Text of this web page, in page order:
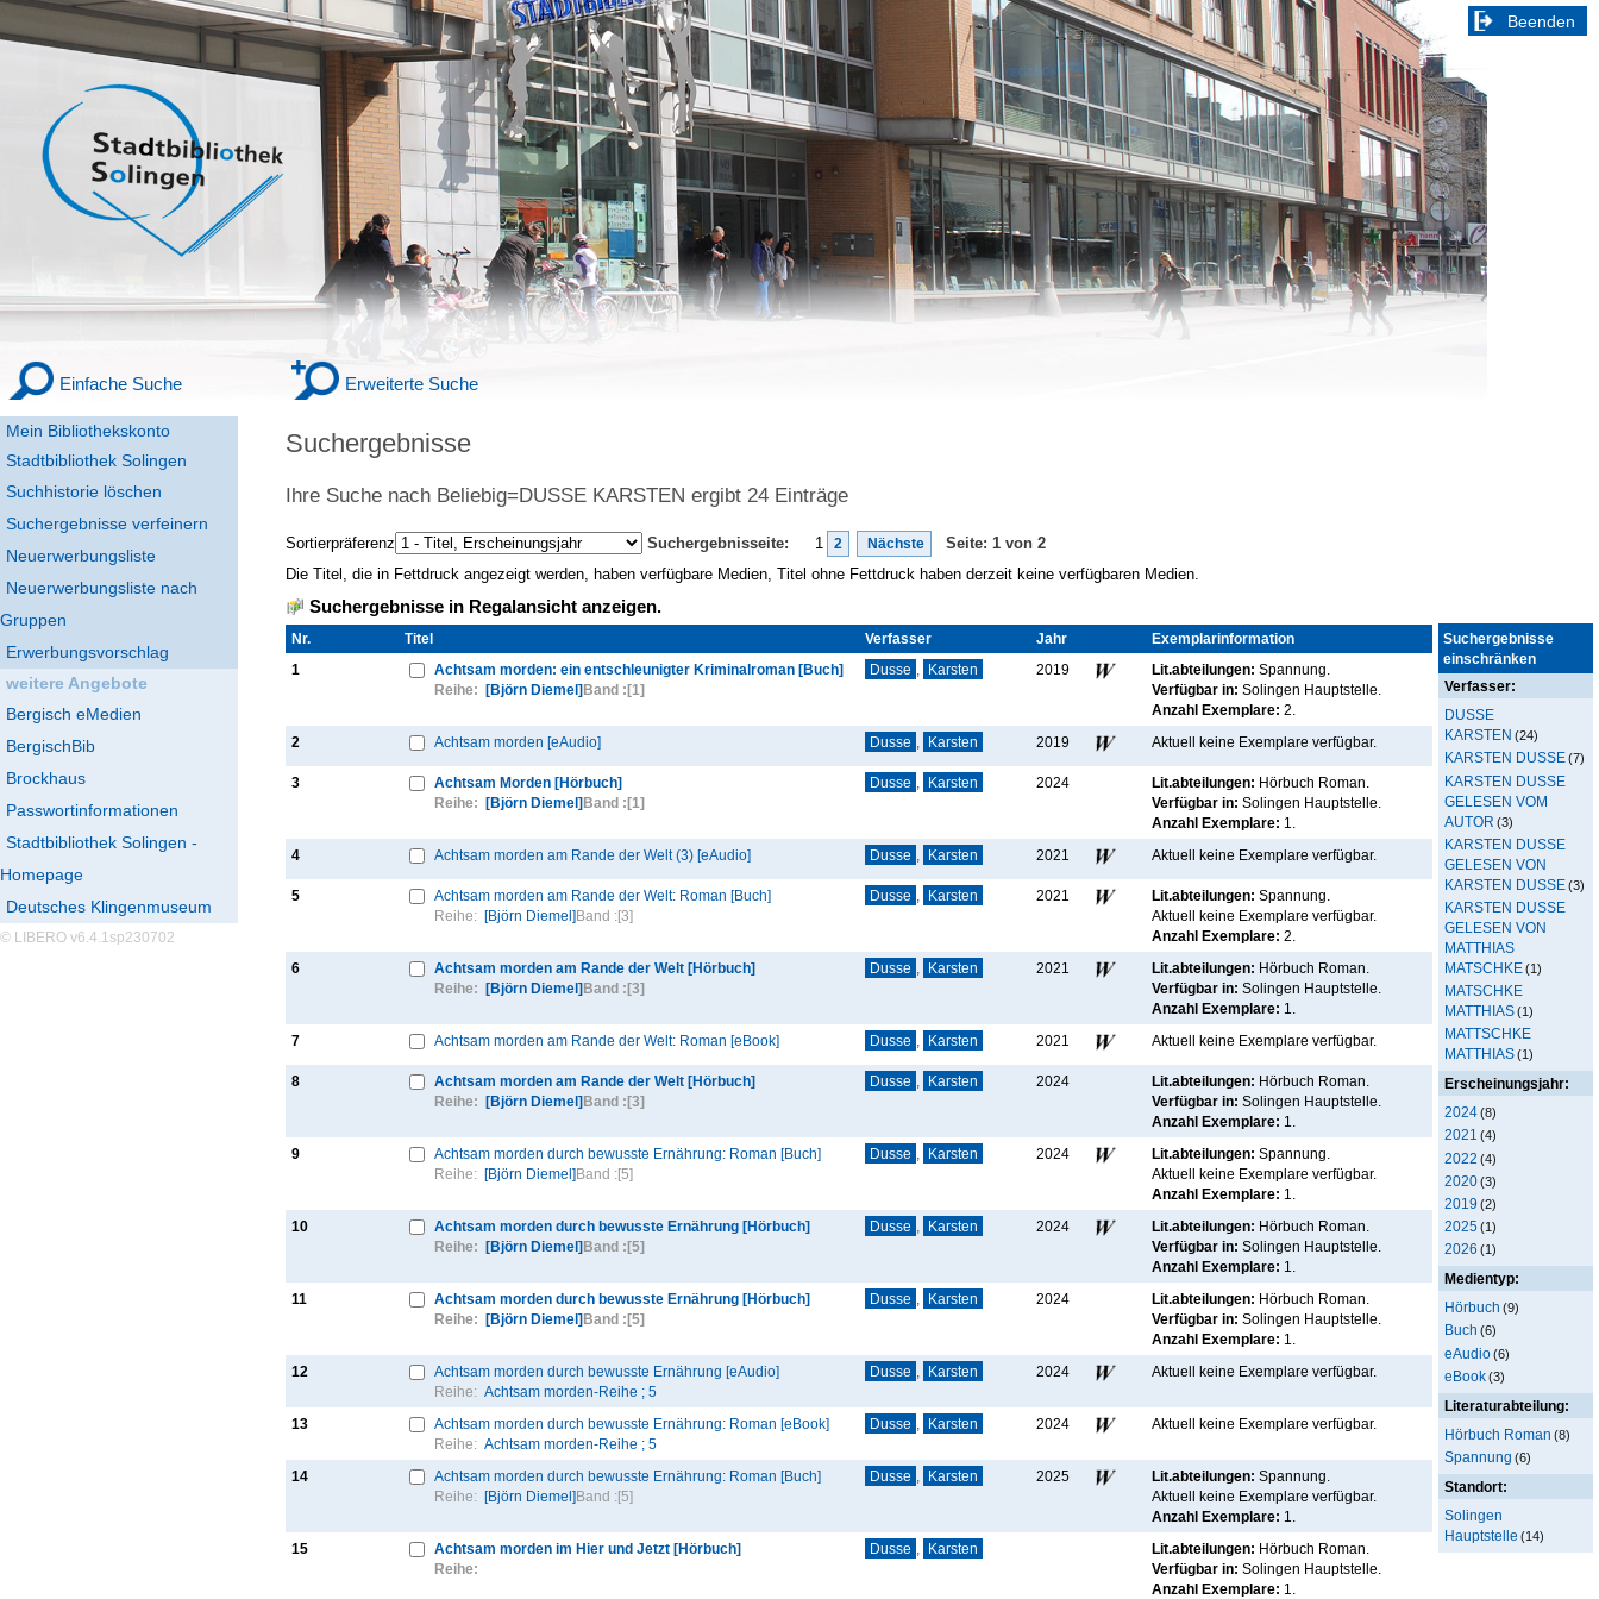
Mein Bibliothekskonto
Stadtbibliothek Solingen
Einfache Suche Erweiterte Suche
Suchhistorie löschen
Suchergebnisse verfeinern
Beenden
Neuerwerbungsliste
Neuerwerbungsliste nach
Gruppen
Erwerbungsvorschlag
weitere Angebote
Bergisch eMedien
BergischBib
Brockhaus
Passwortinformationen
Stadtbibliothek Solingen -
Homepage
Deutsches Klingenmuseum
© LIBERO v6.4.1sp230702
Suchergebnisse
Ihre Suche nach Beliebig=DUSSE KARSTEN ergibt 24 Einträge
Sortierpräferenz Suchergebnisseite: 1 2 Nächste
Seite: 1 von 2
Die Titel, die in Fettdruck angezeigt werden, haben verfügbare Medien, Titel ohne Fettdruck haben derzeit keine verfügbaren Medien.
Suchergebnisse
einschränken
Verfasser:
DUSSE
KARSTEN (24)
KARSTEN DUSSE(7)
KARSTEN DUSSE
GELESEN VOM
AUTOR (3)
KARSTEN DUSSE
GELESEN VON
KARSTEN DUSSE(3)
KARSTEN DUSSE
GELESEN VON
MATTHIAS
MATSCHKE(1)
MATSCHKE
MATTHIAS(1)
MATTSCHKE
MATTHIAS(1)
Erscheinungsjahr:
2024(8)
2021 (4)
2022 (4)
2020(3)
2019 (2)
2025(1)
2026 (1)
Medientyp:
Hörbuch (9)
Buch (6)
eAudio(6)
eBook(3)
Literaturabteilung:
Hörbuch Roman (8)
Spannung (6)
Standort:
Solingen
Hauptstelle (14)
Suchergebnisse in Regalansicht anzeigen.
Nr. Titel Verfasser Jahr
Exemplarinformation
1
Achtsam morden: ein entschleunigter Kriminalroman [Buch]
Reihe:
[Björn Diemel] Band : [1]
Dusse Karsten 2019 Lit.abteilungen: Spannung.
Verfügbar in: Solingen Hauptstelle
Anzahl Exemplare: 2.
2 Achtsam morden [eAudio] Dusse Karsten 2019 Aktuell keine Exemplare verfügbar.
3
Achtsam Morden [Hörbuch]
Reihe:
[Björn Diemel] Band : [1]
Dusse Karsten 2024 Lit.abteilungen: Hörbuch Roman.
Verfügbar in: Solingen Hauptstelle
Anzahl Exemplare: 1.
4 Achtsam morden am Rande der Welt (3) [eAudio] Dusse Karsten 2021 Aktuell keine Exemplare verfügbar.
5
Achtsam morden am Rande der Welt: Roman [Buch]
Reihe: [Björn Diemel] Band :[3]
Dusse Karsten 2021 Lit.abteilungen: Spannung.
Aktuell keine Exemplare verfügbar.
Anzahl Exemplare: 2.
6
Achtsam morden am Rande der Welt [Hörbuch]
Reihe:
[Björn Diemel] Band : [3]
Dusse Karsten 2021 Lit.abteilungen: Hörbuch Roman.
Verfügbar in: Solingen Hauptstelle
Anzahl Exemplare: 1.
7 Achtsam morden am Rande der Welt: Roman [eBook] Dusse Karsten 2021 Aktuell keine Exemplare verfügbar.
8
Achtsam morden am Rande der Welt [Hörbuch]
Reihe:
[Björn Diemel] Band : [3]
Dusse Karsten 2024 Lit.abteilungen: Hörbuch Roman.
Verfügbar in: Solingen Hauptstelle
Anzahl Exemplare: 1.
9
Achtsam morden durch bewusste Ernährung: Roman [Buch]
Reihe: [Björn Diemel] Band :[5]
Dusse Karsten 2024 Lit.abteilungen: Spannung.
Aktuell keine Exemplare verfügbar.
Anzahl Exemplare: 1.
10
Achtsam morden durch bewusste Ernährung [Hörbuch]
Reihe:
[Björn Diemel] Band : [5]
Dusse Karsten 2024 Lit.abteilungen: Hörbuch Roman.
Verfügbar in: Solingen Hauptstelle
Anzahl Exemplare: 1.
11
Achtsam morden durch bewusste Ernährung [Hörbuch]
Reihe:
[Björn Diemel] Band : [5]
Dusse Karsten 2024 Lit.abteilungen: Hörbuch Roman.
Verfügbar in: Solingen Hauptstelle
Anzahl Exemplare: 1.
12
Achtsam morden durch bewusste Ernährung [eAudio]
Reihe: Achtsam morden-Reihe ; 5
Dusse Karsten 2024 Aktuell keine Exemplare verfügbar.
13
Achtsam morden durch bewusste Ernährung: Roman [eBook]
Reihe: Achtsam morden-Reihe ; 5
Dusse Karsten 2024 Aktuell keine Exemplare verfügbar.
14
Achtsam morden durch bewusste Ernährung: Roman [Buch]
Reihe:
[Björn Diemel] Band : [5]
Dusse Karsten 2025 Lit.abteilungen: Spannung.
Aktuell keine Exemplare verfügbar.
Anzahl Exemplare: 1.
15
Achtsam morden im Hier und Jetzt [Hörbuch]
Reihe:
Dusse Karsten Lit.abteilungen: Hörbuch Roman.
Verfügbar in: Solingen Hauptstelle
Anzahl Exemplare: 1.